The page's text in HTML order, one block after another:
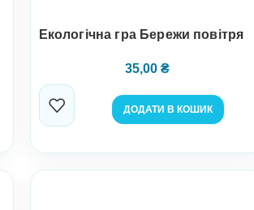
Екологічна гра Бережи повітря
35,00 ₴
ДОДАТИ В КОШИК